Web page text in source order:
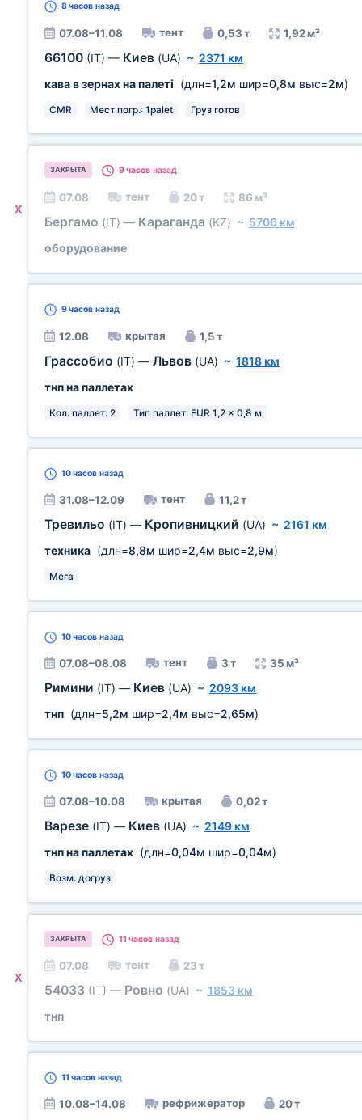
8 часов назад
07.08–11.08 тент 0,53 т 1,92 м³
66100 (IT) — Киев (UA) ~ 2371 км
кава в зернах на палеті (длн=1,2м шир=0,8м выс=2м)
CMR Мест погр.: 1palet Груз готов
X
ЗАКРЫТА 9 часов назад
07.08 тент 20 т 86 м³
Бергамо (IT) — Караганда (KZ) ~ 5706 км
оборудование
9 часов назад
12.08 крытая 1,5 т
Грассобио (IT) — Львов (UA) ~ 1818 км
тнп на паллетах
Кол. паллет: 2 Тип паллет: EUR 1,2 x 0,8 м
10 часов назад
31.08–12.09 тент 11,2 т
Тревильо (IT) — Кропивницкий (UA) ~ 2161 км
техника (длн=8,8м шир=2,4м выс=2,9м)
Мега
10 часов назад
07.08–08.08 тент 3 т 35 м³
Римини (IT) — Киев (UA) ~ 2093 км
тнп (длн=5,2м шир=2,4м выс=2,65м)
10 часов назад
07.08–10.08 крытая 0,02 т
Варезе (IT) — Киев (UA) ~ 2149 км
тнп на паллетах (длн=0,04м шир=0,04м)
Возм. догруз
X
ЗАКРЫТА 11 часов назад
07.08 тент 23 т
54033 (IT) — Ровно (UA) ~ 1853 км
тнп
11 часов назад
10.08–14.08 рефрижератор 20 т